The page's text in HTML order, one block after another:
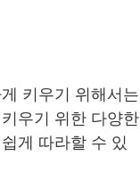
키우기 위해서는
우기 위한 다양한
게 따라할 수 있